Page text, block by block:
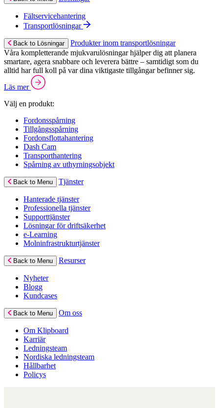
Fältservicehantering
Transportlösningar
Back to Lösningar
Produkter inom transportlösningar
Våra kompletterande mjukvarulösningar hjälper dig att planera
smartare, agera snabbare och leverera bättre – samtidigt som du
alltid har full koll på var dina viktigaste tillgångar befinner sig.
Läs mer
Välj en produkt:
Fordonsspårning
Tillgångsspårning
Fordonsflottahantering
Dash Cam
Transporthantering
Spårning av uthyrningsobjekt
Back to Menu Tjänster
Hanterade tjänster
Professionella tjänster
Supporttjänster
Lösningar för driftsäkerhet
e-Learning
Molninfrastrukturtjänster
Back to Menu Resurser
Nyheter
Blogg
Kundcases
Back to Menu Om oss
Om Klipboard
Karriär
Ledningsteam
Nordiska ledningsteam
Hållbarhet
Policys